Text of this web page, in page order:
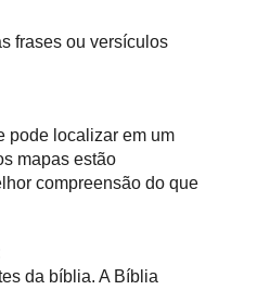
frases ou versículos
pode localizar em um
mapas estão
compreensão do que
da bíblia. A Bíblia